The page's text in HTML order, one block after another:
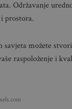
Održavanje
prostora.
možete
raspoloženje i